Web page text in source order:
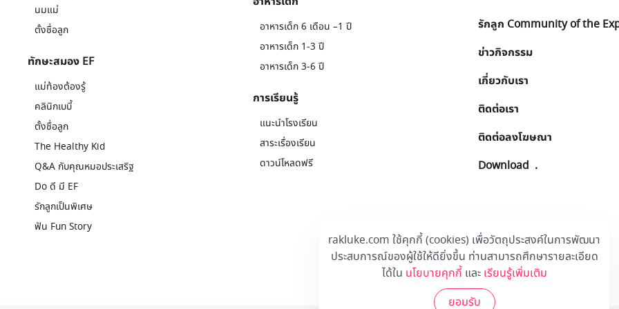
rakluke.com ใช้คุกกี้ (cookies) เพื่อวัตถุประสงค์ในการพัฒนา
ประสบการณ์ของผู้ใช้ให้ดียิ่งขึ้น ท่านสามารถศึกษารายละเอียด
ได้ใน นโยบายคุกกี้และ เรียนรู้เพิ่มเติม
ยอมรับ
นมแม่
ตั้งชื่อลูก
ทักษะสมอง EF
แม่ท้องต้องรู้
คลินิกเบบี้
ตั้งชื่อลูก
The Healthy Kid
Q&A กับคุณหมอประเสริฐ
Do ดี มี EF
รักลูกเป็นพิเศษ
ฟัน Fun Story
อาหารเด็ก 6 เดือน –1 ปี
อาหารเด็ก 1-3 ปี
อาหารเด็ก 3-6 ปี
การเรียนรู้
แนะนำโรงเรียน
สาระเรื่องเรียน
ดาวน์โหลดฟรี
รักลูก Community of the
ข่าวกิจกรรม
เกี่ยวกับเรา
ติดต่อเรา
ติดต่อลงโฆษณา
Download .